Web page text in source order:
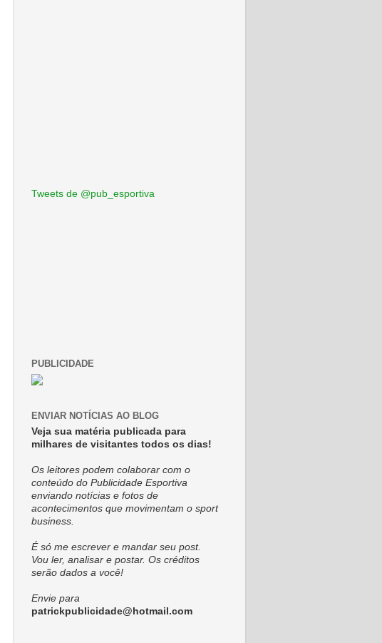
Tweets de @pub_esportiva
PUBLICIDADE
ENVIAR NOTÍCIAS AO BLOG
Veja sua matéria publicada para
milhares de visitantes todos os dias!
Os leitores podem colaborar com o
conteúdo do Publicidade Esportiva
enviando notícias e fotos de
acontecimentos que movimentam o sport
business.
É só me escrever e mandar seu post.
Vou ler, analisar e postar. Os créditos
serão dados a você!
Envie para
patrickpublicidade@hotmail.com